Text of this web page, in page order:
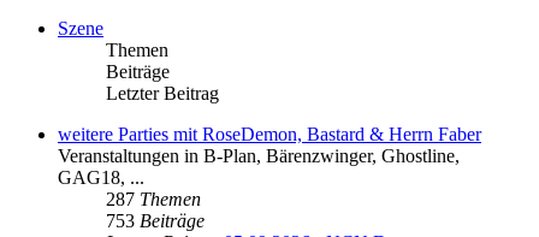
Szene
Themen
Beiträge
Letzter Beitrag
weitere Parties mit RoseDemon, Bastard & Herrn Faber
Veranstaltungen in B-Plan, Bärenzwinger, Ghostline,
GAG18, ...
287 Themen
753 Beiträge